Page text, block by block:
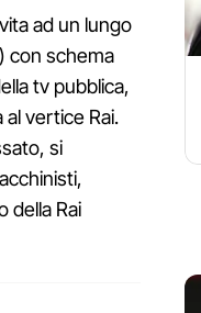
ad un lungo
con schema
tv pubblica,
vertice Rai.
si
della Rai